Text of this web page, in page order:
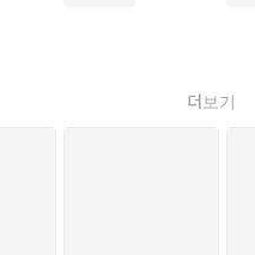
더보기